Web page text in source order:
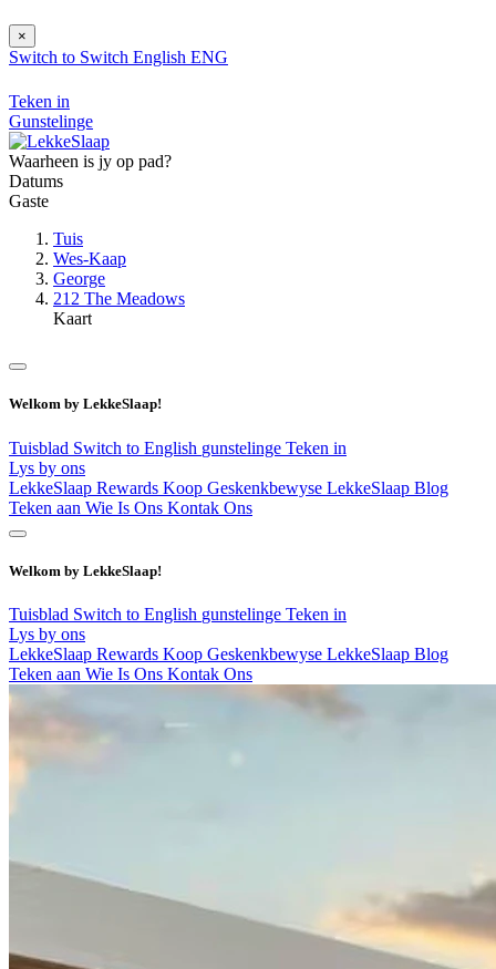
×
Switch to Switch English ENG
Teken in
Gunstelinge
Waarheen is jy op pad?
Datums
Gaste
Tuis
Wes-Kaap
George
212 The Meadows
Kaart
Welkom by LekkeSlaap!
Tuisblad Switch to English gunstelinge Teken in
Lys by ons
LekkeSlaap Rewards Koop Geskenkbewyse LekkeSlaap Blog
Teken aan Wie Is Ons Kontak Ons
Welkom by LekkeSlaap!
Tuisblad Switch to English gunstelinge Teken in
Lys by ons
LekkeSlaap Rewards Koop Geskenkbewyse LekkeSlaap Blog
Teken aan Wie Is Ons Kontak Ons